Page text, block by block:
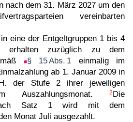
nach dem 31. März 2027 um den
vereinbarten
eine der Entgeltgruppen 1 bis 4
erhalten zuzüglich zu dem
§ 15 Abs. 1 einmalig im
ab 1. Januar 2009 in
der Stufe 2 ihrer jeweiligen
Auszahlungsmonat.2 Die
nach Satz 1 wird mit dem
Monat Juli ausgezahlt.